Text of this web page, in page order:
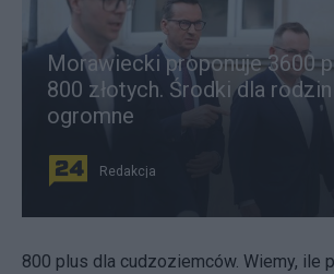
Morawiecki proponuje 3600
800 złotych. Środki dla rodzin
ogromne
Redakcja
800 plus dla cudzoziemców. Wiemy, ile